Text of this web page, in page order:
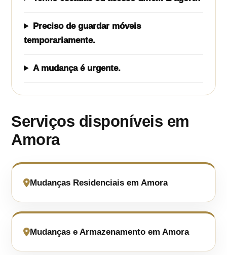
Preciso de guardar móveis
temporariamente.
A mudança é urgente.
Serviços disponíveis em
Amora
Mudanças Residenciais em Amora
Mudanças e Armazenamento em Amora